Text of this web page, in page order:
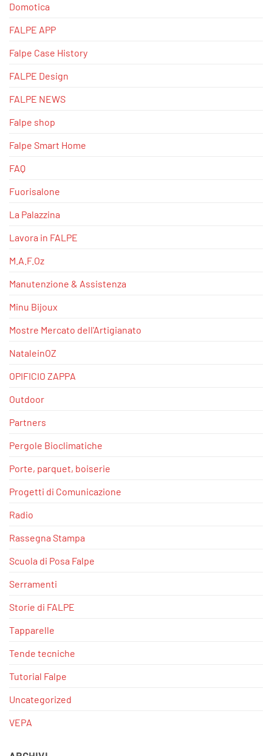
Domotica
FALPE APP
Falpe Case History
FALPE Design
FALPE NEWS
Falpe shop
Falpe Smart Home
FAQ
Fuorisalone
La Palazzina
Lavora in FALPE
M.A.F.Oz
Manutenzione & Assistenza
Minu Bijoux
Mostre Mercato dell'Artigianato
NataleinOZ
OPIFICIO ZAPPA
Outdoor
Partners
Pergole Bioclimatiche
Porte, parquet, boiserie
Progetti di Comunicazione
Radio
Rassegna Stampa
Scuola di Posa Falpe
Serramenti
Storie di FALPE
Tapparelle
Tende tecniche
Tutorial Falpe
Uncategorized
VEPA